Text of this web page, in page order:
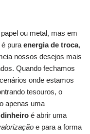
ou metal, mas em
pura energia de troca,
nossos desejos mais
Quando fechamos
onde estamos
tesouros, o
apenas uma
é abrir uma
e para a forma